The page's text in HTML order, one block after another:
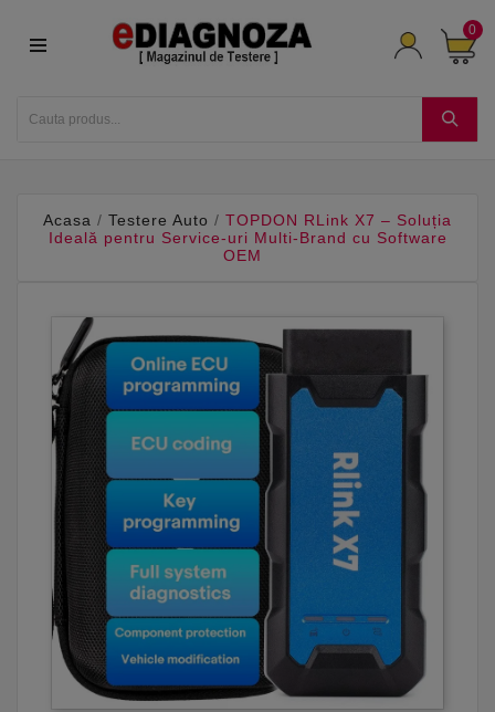
0
Acasa Testere Auto
TOPDON RLink X7 – Soluția
Ideală pentru Service-uri Multi-Brand cu Software
OEM